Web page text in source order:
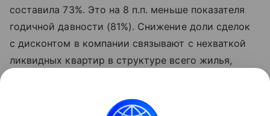
составила 73%. Это на 8 п.п. меньше показателя
годичной давности (81%). Снижение доли сделок
с дисконтом в компании связывают с нехваткой
ликвидных квартир в структуре всего жилья,
идти на условия собственников.